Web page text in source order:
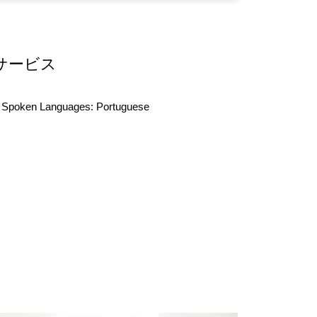
ービス
Spoken Languages: Portuguese